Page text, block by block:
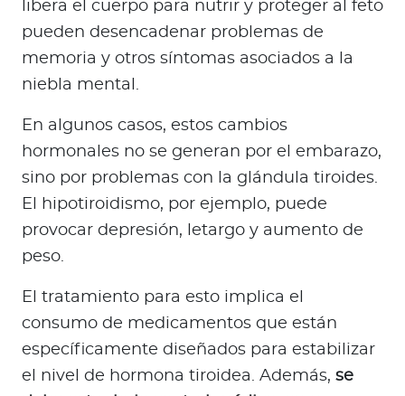
libera el cuerpo para nutrir y proteger al feto
pueden desencadenar problemas de
memoria y otros síntomas asociados a la
niebla mental.
En algunos casos, estos cambios
hormonales no se generan por el embarazo,
sino por problemas con la glándula tiroides.
El hipotiroidismo, por ejemplo, puede
provocar depresión, letargo y aumento de
peso.
El tratamiento para esto implica el
consumo de medicamentos que están
específicamente diseñados para estabilizar
el nivel de hormona tiroidea. Además, se